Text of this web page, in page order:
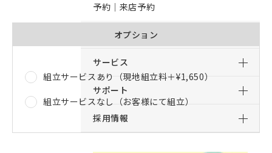
予約｜来店予約
おすすめコンテンツ
サービス
サポート
採用情報
オプション
組立サービスあり（現地組立料＋¥1,650）
組立サービスなし（お客様にて組立）